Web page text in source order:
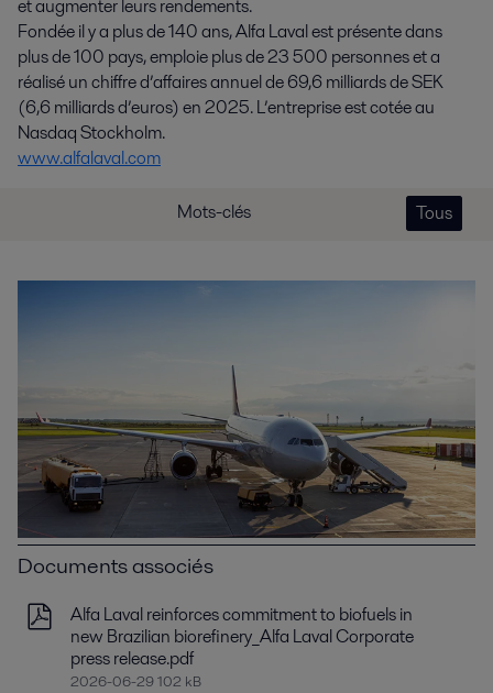
et augmenter leurs rendements.
Fondée il y a plus de 140 ans, Alfa Laval est présente dans
plus de 100 pays, emploie plus de 23 500 personnes et a
réalisé un chiffre d’affaires annuel de 69,6 milliards de SEK
(6,6 milliards d’euros) en 2025. L’entreprise est cotée au
Nasdaq Stockholm.
www.alfalaval.com
Mots-clés Tous
Documents associés
Alfa Laval reinforces commitment to biofuels in
new Brazilian biorefinery_Alfa Laval Corporate
press release.pdf
2026-06-29 102 kB